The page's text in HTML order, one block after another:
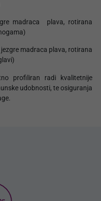
madraca plava, rotirana
madraca plava, rotirana
profiliran radi kvalitetnije
udobnosti, te osiguranja